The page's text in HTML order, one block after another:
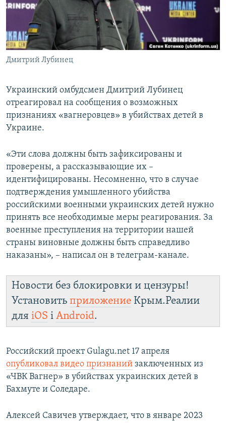
ПОБЕДИТЕЛЕЙ НЕ СУДЯТ?
КРЫМ.НЕПОКОРЕННЫЙ
ELIFBE
УКРАИНСКАЯ ПРОБЛЕМА КРЫМА
ПРИСОЕДИНЯЙТЕСЬ!
Дмитрий Лубинец
Украинский омбудсмен Дмитрий Лубинец
отреагировал на сообщения о возможных
признаниях «вагнеровцев» в убийствах детей в
Украине.
«Эти слова должны быть зафиксированы и
проверены, а рассказывающие их –
идентифицированы. Несомненно, что в случае
подтверждения умышленного убийства
российскими военными украинских детей нужно
принять все необходимые меры реагирования. За
военные преступления на территории нашей
страны виновные должны быть справедливо
наказаны», – написал он в телеграм-канале.
Новости без блокировки и цензуры!
Установить приложение Крым.Реалии
для iOS і Android.
Российский проект Gulagu.net 17 апреля
опубликовал видео признаний заключенных из
«ЧВК Вагнер» в убийствах украинских детей в
Бахмуте и Соледаре.
Алексей Савичев утверждает, что в январе 2023